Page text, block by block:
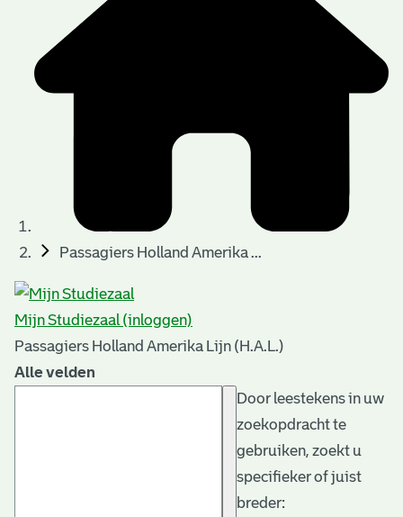
Passagiers Holland Amerika ...
Mijn Studiezaal (inloggen)
Passagiers Holland Amerika Lijn (H.A.L.)
Alle velden
Door leestekens in uw
zoekopdracht te
gebruiken, zoekt u
specifieker of juist
breder: